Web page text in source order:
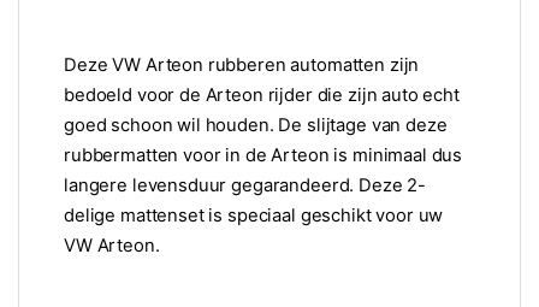
Deze VW Arteon rubberen automatten zijn
bedoeld voor de Arteon rijder die zijn auto echt
goed schoon wil houden. De slijtage van deze
rubbermatten voor in de Arteon is minimaal dus
langere levensduur gegarandeerd. Deze 2-
delige mattenset is speciaal geschikt voor uw
VW Arteon.